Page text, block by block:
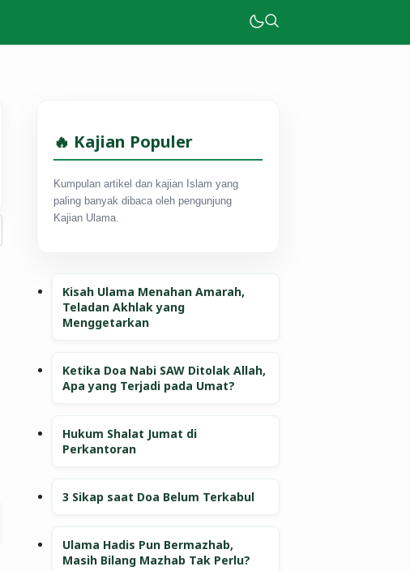
🔥 Kajian Populer
Kumpulan artikel dan kajian Islam yang
paling banyak dibaca oleh pengunjung
Kajian Ulama.
Kisah Ulama Menahan Amarah,
Teladan Akhlak yang
Menggetarkan
Ketika Doa Nabi SAW Ditolak Allah,
Apa yang Terjadi pada Umat?
Hukum Shalat Jumat di
Perkantoran
3 Sikap saat Doa Belum Terkabul
Ulama Hadis Pun Bermazhab,
Masih Bilang Mazhab Tak Perlu?